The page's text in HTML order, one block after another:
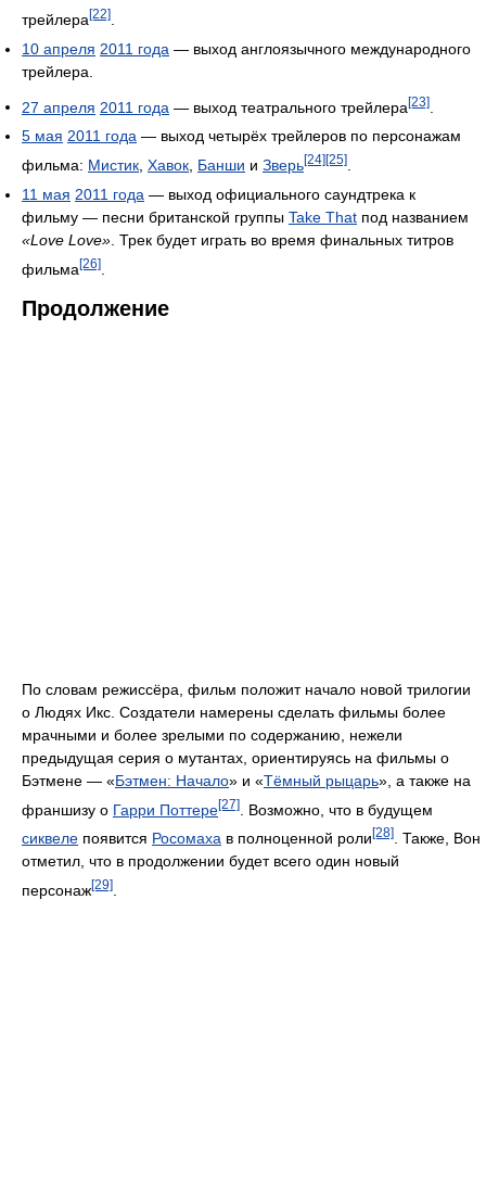
трейлера[22]
10 апреля 2011 года — выход англоязычного международного
трейлера.
27 апреля 2011 года — выход театрального трейлера[23]
5 мая 2011 года — выход четырёх трейлеров по персонажам
фильма: Мистик Хавок Банши и Зверь[24] [25]
11 мая 2011 года — выход официального саундтрека к
фильму — песни британской группы Take That под названием
«Love Love» . Трек будет играть во время финальных титров
фильма[26]
Продолжение
По словам режиссёра, фильм положит начало новой трилогии
о Людях Икс. Создатели намерены сделать фильмы более
мрачными и более зрелыми по содержанию, нежели
предыдущая серия о мутантах, ориентируясь на фильмы о
Бэтмене — «Бэтмен: Начало» и «Тёмный рыцарь», а также на
франшизу о Гарри Поттере[27]
. Возможно, что в будущем
сиквеле появится Росомаха в полноценной роли [28]
. Также, Вон
отметил, что в продолжении будет всего один новый
персонаж[29]